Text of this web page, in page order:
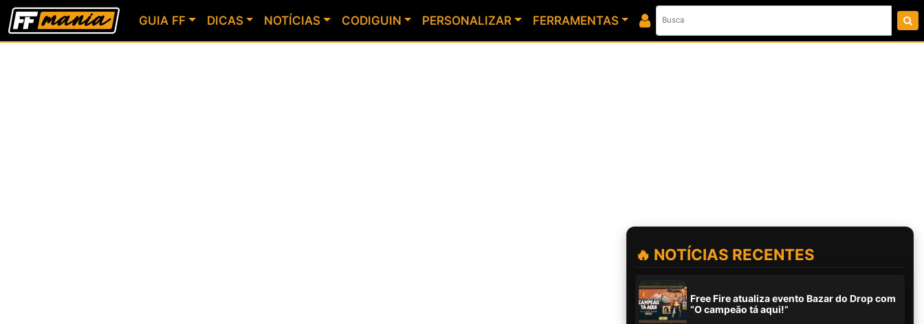
GUIA FF DICAS NOTÍCIAS CODIGUIN PERSONALIZAR FERRAMENTAS
🔥 NOTÍCIAS RECENTES
Free Fire atualiza evento Bazar do Drop com
“O campeão tá aqui!”